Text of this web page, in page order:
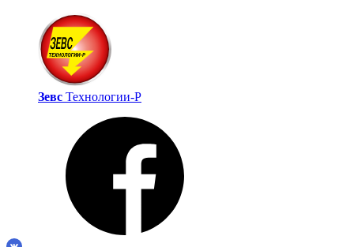
Зевс Технологии‑Р